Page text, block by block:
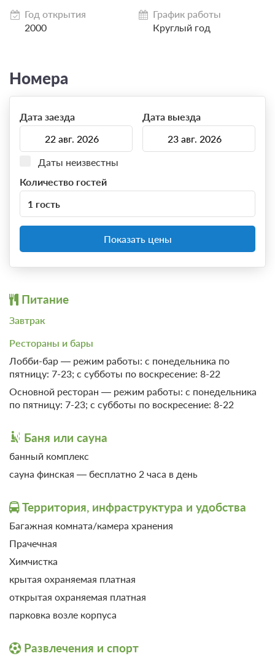
Год открытия
2000
График работы
Круглый год
Номера
Дата заезда Дата выезда
Даты неизвестны
Количество гостей
1 гость
Показать цены
Питание
Завтрак
Рестораны и бары
Лобби-бар — режим работы: с понедельника по
пятницу: 7-23; с субботы по воскресение: 8-22
Основной ресторан — режим работы: с понедельника
по пятницу: 7-23; с субботы по воскресение: 8-22
Баня или сауна
банный комплекс
сауна финская — бесплатно 2 часа в день
Территория, инфраструктура и удобства
Багажная комната/камера хранения
Прачечная
Химчистка
крытая охраняемая платная
открытая охраняемая платная
парковка возле корпуса
Развлечения и спорт